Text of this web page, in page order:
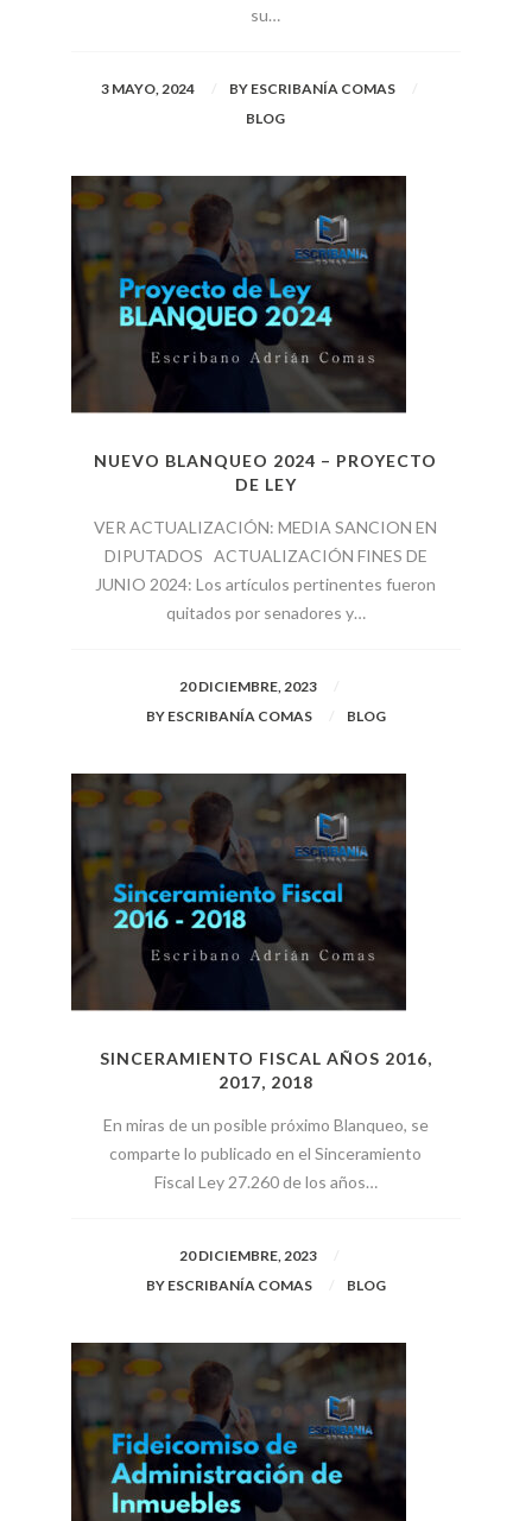
su…
3 MAYO, 2024 BY ESCRIBANÍA COMAS
BLOG
NUEVO BLANQUEO 2024 – PROYECTO
DE LEY
VER ACTUALIZACIÓN: MEDIA SANCION EN
DIPUTADOS ACTUALIZACIÓN FINES DE
JUNIO 2024: Los artículos pertinentes fueron
quitados por senadores y…
20 DICIEMBRE, 2023
BYESCRIBANÍA COMAS BLOG
SINCERAMIENTO FISCAL AÑOS 2016,
2017, 2018
En miras de un posible próximo Blanqueo, se
comparte lo publicado en el Sinceramiento
Fiscal Ley 27.260 de los años…
20 DICIEMBRE, 2023
BYESCRIBANÍA COMAS BLOG